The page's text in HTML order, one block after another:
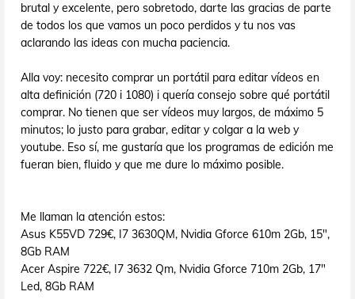
brutal y excelente, pero sobretodo, darte las gracias de parte
de todos los que vamos un poco perdidos y tu nos vas
aclarando las ideas con mucha paciencia.
Alla voy: necesito comprar un portátil para editar vídeos en
alta definición (720 i 1080) i quería consejo sobre qué portátil
comprar. No tienen que ser vídeos muy largos, de máximo 5
minutos; lo justo para grabar, editar y colgar a la web y
youtube. Eso sí, me gustaría que los programas de edición me
fueran bien, fluido y que me dure lo máximo posible.
Me llaman la atención estos:
Asus K55VD 729€, I7 3630QM, Nvidia Gforce 610m 2Gb, 15",
8Gb RAM
Acer Aspire 722€, I7 3632 Qm, Nvidia Gforce 710m 2Gb, 17"
Led, 8Gb RAM